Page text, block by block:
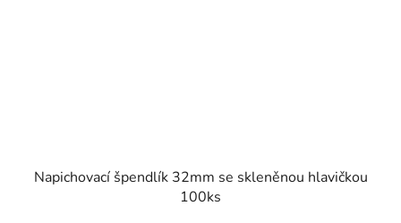
Napichovací špendlík 32mm se skleněnou hlavičkou
100ks